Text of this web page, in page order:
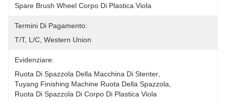
Spare Brush Wheel Corpo Di Plastica Viola
Termini Di Pagamento:
T/T, L/C, Western Union
Evidenziare:
Ruota Di Spazzola Della Macchina Di Stenter
Tuyang Finishing Machine Ruota Della Spazzola
Ruota Di Spazzola Di Corpo Di Plastica Viola